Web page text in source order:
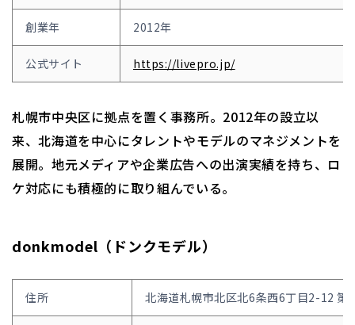
創業年 2012年
公式サイト https://livepro.jp/
札幌市中央区に拠点を置く事務所。2012年の設立以
来、北海道を中心にタレントやモデルのマネジメントを
展開。地元メディアや企業広告への出演実績を持ち、ロ
ケ対応にも積極的に取り組んでいる。
donkmodel（ドンクモデル）
住所 北海道札幌市北区北6条西6丁目2-12 第